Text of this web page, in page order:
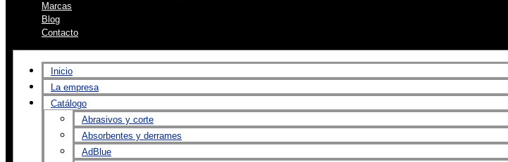
Marcas
Blog
Contacto
Inicio
La empresa
Catálogo
Abrasivos y corte
Absorbentes y derrames
AdBlue